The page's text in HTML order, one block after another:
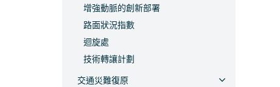
增強動脈的創新部署
路面狀況指數
迴旋處
技術轉讓計劃
交通災難復原